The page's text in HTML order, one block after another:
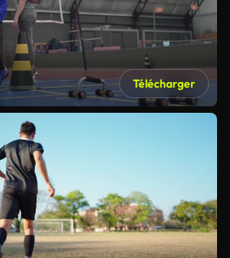
Télécharger